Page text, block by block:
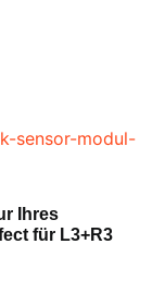
Ihres
für L3+R3